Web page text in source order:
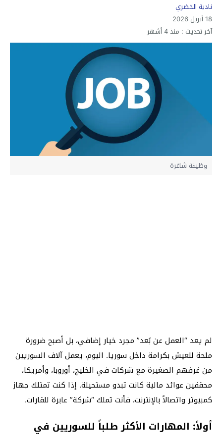
نادية الخضري
18 أبريل 2026
آخر تحديث : منذ 4 أشهر
وظيفة شاغرة
لم يعد “العمل عن بُعد” مجرد خيار إضافي، بل أصبح ضرورة
ملحة للعيش بكرامة داخل سوريا. اليوم، يعمل آلاف السوريين
من غرفهم الصغيرة مع شركات في الخليج، أوروبا، وأمريكا،
محققين عوائد مالية كانت تبدو مستحيلة. إذا كنت تمتلك جهاز
كمبيوتر واتصالاً بالإنترنت، فأنت تملك “شركة” عابرة للقارات.
أولاً: المهارات الأكثر طلباً للسوريين في